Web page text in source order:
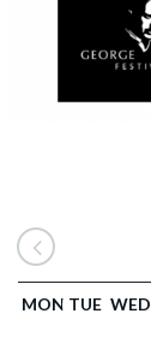
MON TUE WED